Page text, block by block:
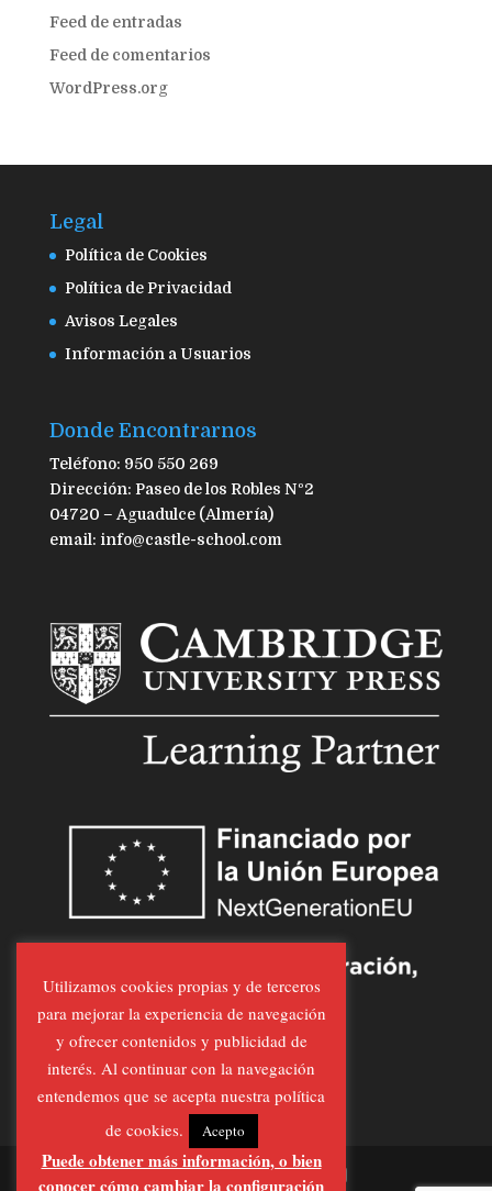
Feed de entradas
Feed de comentarios
WordPress.org
Legal
Política de Cookies
Política de Privacidad
Avisos Legales
Información a Usuarios
Donde Encontrarnos
Teléfono: 950 550 269
Dirección: Paseo de los Robles Nº2
04720 – Aguadulce (Almería)
email: info@castle-school.com
Utilizamos cookies propias y de terceros
para mejorar la experiencia de navegación
y ofrecer contenidos y publicidad de
interés. Al continuar con la navegación
entendemos que se acepta nuestra política
de cookies.
Acepto
Puede obtener más información, o bien
conocer cómo cambiar la configuración